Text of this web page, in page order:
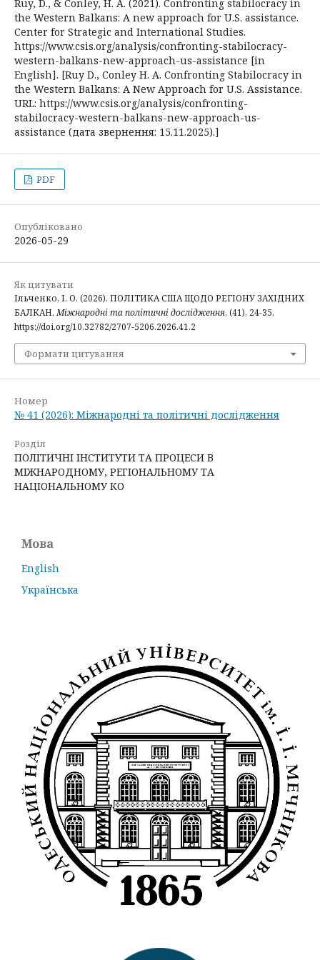
Ruy, D., & Conley, H. A. (2021). Confronting stabilocracy in
the Western Balkans: A new approach for U.S. assistance.
Center for Strategic and International Studies.
https://www.csis.org/analysis/confronting-stabilocracy-
western-balkans-new-approach-us-assistance [in
English]. [Ruy D., Conley H. A. Confronting Stabilocracy in
the Western Balkans: A New Approach for U.S. Assistance.
URL: https://www.csis.org/analysis/confronting-
stabilocracy-western-balkans-new-approach-us-
assistance (дата звернення: 15.11.2025).]
PDF
Опубліковано
2026-05-29
Як цитувати
Ільченко, І. О. (2026). ПОЛІТИКА США ЩОДО РЕГІОНУ ЗАХІДНИХ
БАЛКАН. Міжнародні та політичні дослідження, (41), 24-35.
https://doi.org/10.32782/2707-5206.2026.41.2
Формати цитування
Номер
№ 41 (2026): Міжнародні та політичні дослідження
Розділ
ПОЛІТИЧНІ ІНСТИТУТИ ТА ПРОЦЕСИ В
МІЖНАРОДНОМУ, РЕГІОНАЛЬНОМУ ТА
НАЦІОНАЛЬНОМУ КО
Мова
English
Українська